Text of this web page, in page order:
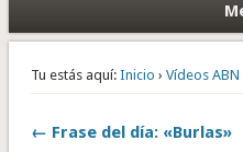
Tu estás aquí: Inicio › Vídeos ABN
← Frase del día: «Burlas»